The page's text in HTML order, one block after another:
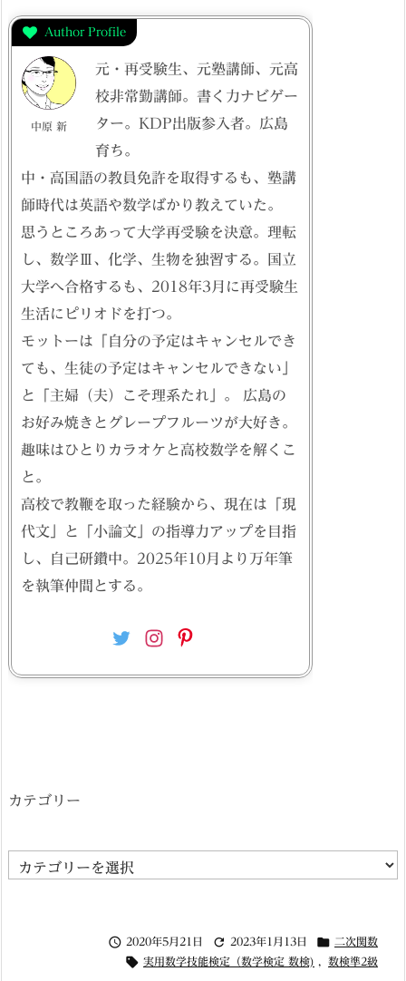
Author Profile
中原 新
元・再受験生、元塾講師、元高
校非常勤講師。書く力ナビゲー
ター。KDP出版参入者。広島
育ち。
中・高国語の教員免許を取得するも、塾講
師時代は英語や数学ばかり教えていた。
思うところあって大学再受験を決意。理転
し、数学Ⅲ、化学、生物を独習する。国立
大学へ合格するも、2018年3月に再受験生
生活にピリオドを打つ。
モットーは「自分の予定はキャンセルでき
ても、生徒の予定はキャンセルできない」
と「主婦（夫）こそ理系たれ」。 広島の
お好み焼きとグレープフルーツが大好き。
趣味はひとりカラオケと高校数学を解くこ
と。
高校で教鞭を取った経験から、現在は「現
代文」と「小論文」の指導力アップを目指
し、自己研鑽中。2025年10月より万年筆
を執筆仲間とする。
カテゴリー
カ
 2020年5月21日  2023年1月13日  二次関数
 実用数学技能検定（数学検定 数検) 数検準2級